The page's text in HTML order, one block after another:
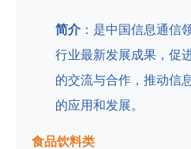
简介：是中国信息通信
行业最新发展成果，促
的交流与合作，推动信
的应用和发展。
食品饮料类